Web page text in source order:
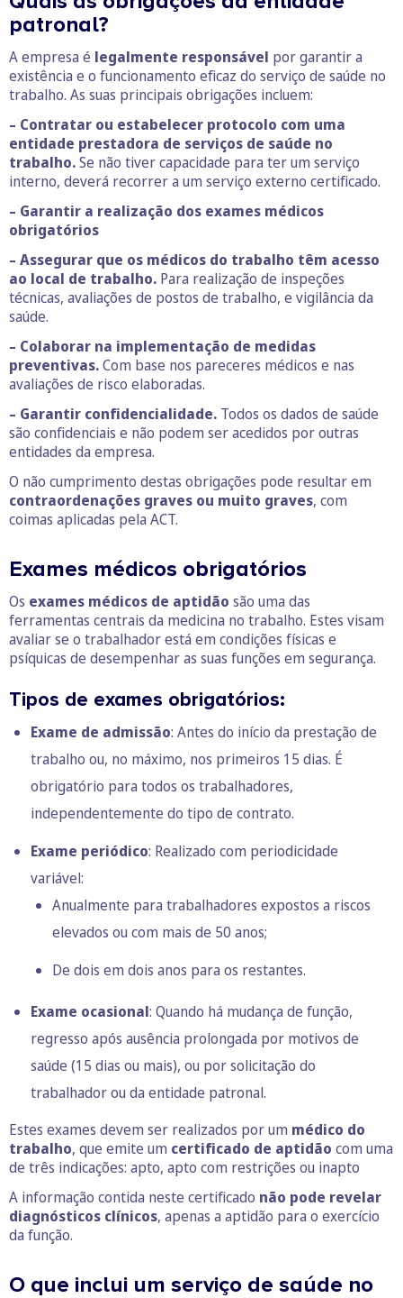
patronal?
A empresa é legalmente responsável por garantir a
existência e o funcionamento eficaz do serviço de saúde no
trabalho. As suas principais obrigações incluem:
– Contratar ou estabelecer protocolo com uma
entidade prestadora de serviços de saúde no
trabalho.Se não tiver capacidade para ter um serviço
interno, deverá recorrer a um serviço externo certificado.
– Garantir a realização dos exames médicos
obrigatórios
– Assegurar que os médicos do trabalho têm acesso
ao local de trabalho. Para realização de inspeções
técnicas, avaliações de postos de trabalho, e vigilância da
saúde.
– Colaborar na implementação de medidas
preventivas.Com base nos pareceres médicos e nas
avaliações de risco elaboradas.
– Garantir confidencialidade. Todos os dados de saúde
são confidenciais e não podem ser acedidos por outras
entidades da empresa.
O não cumprimento destas obrigações pode resultar em
contraordenações graves ou muito graves, com
coimas aplicadas pela ACT.
Exames médicos obrigatórios
Os exames médicos de aptidão são uma das
ferramentas centrais da medicina no trabalho. Estes visam
avaliar se o trabalhador está em condições físicas e
psíquicas de desempenhar as suas funções em segurança.
Tipos de exames obrigatórios:
Exame de admissão: Antes do início da prestação de
trabalho ou, no máximo, nos primeiros 15 dias. É
obrigatório para todos os trabalhadores,
independentemente do tipo de contrato.
Exame periódico: Realizado com periodicidade
variável:
Anualmente para trabalhadores expostos a riscos
elevados ou com mais de 50 anos;
De dois em dois anos para os restantes.
Exame ocasional: Quando há mudança de função,
regresso após ausência prolongada por motivos de
saúde (15 dias ou mais), ou por solicitação do
trabalhador ou da entidade patronal.
Estes exames devem ser realizados por um médico do
trabalho, que emite um certificado de aptidão com uma
de três indicações: apto, apto com restrições ou inapto
A informação contida neste certificado não pode revelar
diagnósticos clínicos, apenas a aptidão para o exercício
da função.
O que inclui um serviço de saúde no